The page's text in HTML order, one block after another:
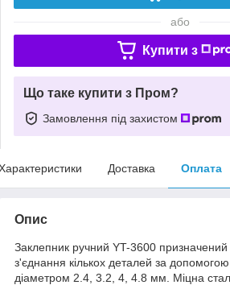
або
Купити з
Що таке купити з Пром?
Замовлення під захистом
Доставка Оплата
Опис
Заклепник ручний YT-3600 призначений
з'єднання кількох деталей за
діаметром 2.4, 3.2, 4, 4.8 мм. Міцна